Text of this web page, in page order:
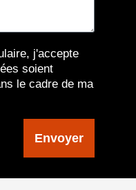
j'accepte
soient
le cadre de ma
Envoyer